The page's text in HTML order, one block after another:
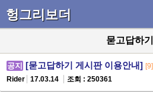
헝그리보더
묻고답하기
공지 [묻고답하기 게시판 이용안내] [9]
Rider
17.03.14 조회 : 250361